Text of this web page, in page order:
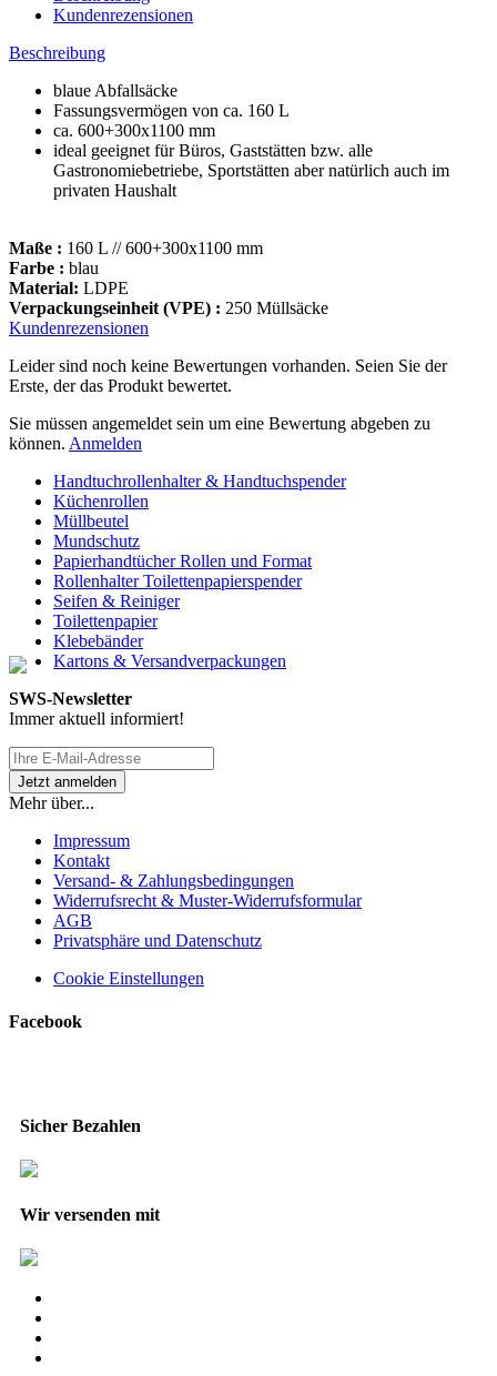
Kundenrezensionen
Beschreibung
blaue Abfallsäcke
Fassungsvermögen von ca. 160 L
ca. 600+300x1100 mm
ideal geeignet für Büros, Gaststätten bzw. alle
Gastronomiebetriebe, Sportstätten aber natürlich auch im
privaten Haushalt
Maße : 160 L // 600+300x1100 mm
Farbe : blau
Material: LDPE
Verpackungseinheit (VPE) : 250 Müllsäcke
Kundenrezensionen
Leider sind noch keine Bewertungen vorhanden. Seien Sie der
Erste, der das Produkt bewertet.
Sie müssen angemeldet sein um eine Bewertung abgeben zu
können. Anmelden
Handtuchrollenhalter & Handtuchspender
Küchenrollen
Müllbeutel
Mundschutz
Papierhandtücher Rollen und Format
Rollenhalter Toilettenpapierspender
Seifen & Reiniger
Toilettenpapier
Klebebänder
Kartons & Versandverpackungen
SWS-Newsletter
Immer aktuell informiert!
Mehr über...
Impressum
Kontakt
Versand- & Zahlungsbedingungen
Widerrufsrecht & Muster-Widerrufsformular
AGB
Privatsphäre und Datenschutz
Cookie Einstellungen
Facebook
Sicher Bezahlen
Wir versenden mit